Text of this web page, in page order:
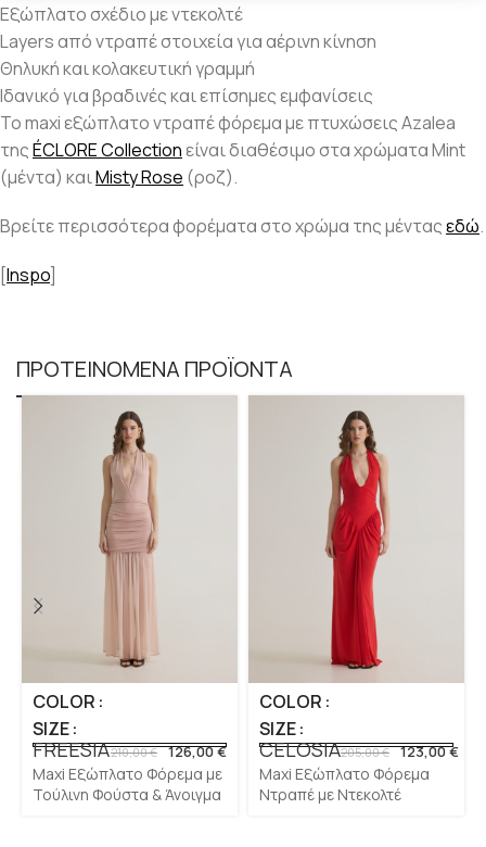
Εξώπλατο σχέδιο με ντεκολτέ
Layers από ντραπέ στοιχεία για αέρινη κίνηση
Θηλυκή και κολακευτική γραμμή
Ιδανικό για βραδινές και επίσημες εμφανίσεις
To maxi εξώπλατο ντραπέ φόρεμα με πτυχώσεις Azalea
τηςÉCLORE Collectionείναι διαθέσιμο στα χρώματα Mint
(μέντα) καιMisty Rose (ροζ).
Βρείτε περισσότερα φορέματα στο χρώμα της μένταςεδώ.
[Inspo]
ΠΡΟΤΕΙΝΟΜΕΝΑ ΠΡΟΪΟΝΤΑ
COLOR
SIZE
FREESIA210,00€ 126,00€
Maxi Εξώπλατο Φόρεμα με
Τούλινη Φούστα & Άνοιγμα
COLOR
SIZE
CELOSIA205,00€ 123,00€
Maxi Εξώπλατο Φόρεμα
Ντραπέ με Ντεκολτέ